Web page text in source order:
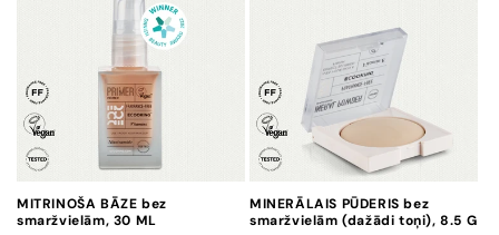
a
MITRINOŠA BĀZE bez
smaržvielām, 30 ML
MINERĀLAIS PŪDERIS bez
smaržvielām (dažādi toņi), 8.5 G